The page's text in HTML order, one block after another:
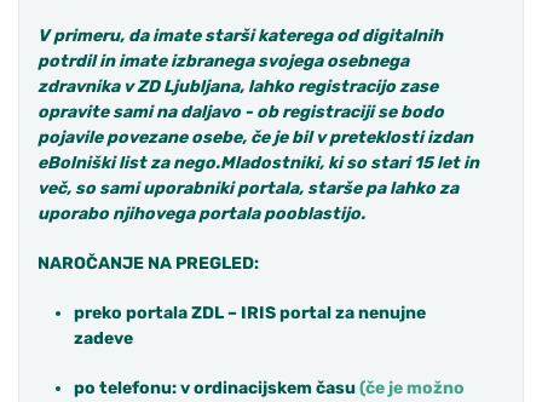
V primeru, da imate starši katerega od digitalnih
potrdil in imate izbranega svojega osebnega
zdravnika v ZD Ljubljana, lahko registracijo zase
opravite sami na daljavo - ob registraciji se bodo
pojavile povezane osebe, če je bil v preteklosti izdan
eBolniški list za nego.Mladostniki, ki so stari 15 let in
več, so sami uporabniki portala, starše pa lahko za
uporabo njihovega portala pooblastijo.
NAROČANJE NA PREGLED:
preko portala ZDL – IRIS portal za nenujne
zadeve
po telefonu: v ordinacijskem času(če je možno